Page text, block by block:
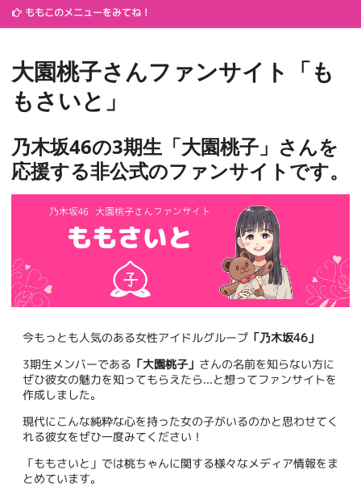
ももこのメニューをみてね！
大園桃子さんファンサイト「も
もさいと」
乃木坂46の3期生「大園桃子」さんを
応援する非公式のファンサイトです。
今もっとも人気のある女性アイドルグループ 「乃木坂46」
3期生メンバーである 「大園桃子」 さんの名前を知らない方に
ぜひ彼女の魅力を知ってもらえたら...と想ってファンサイトを
作成しました。
現代にこんな純粋な心を持った女の子がいるのかと思わせてく
れる彼女をぜひ一度みてください！
「ももさいと」では桃ちゃんに関する様々なメディア情報をま
とめています。